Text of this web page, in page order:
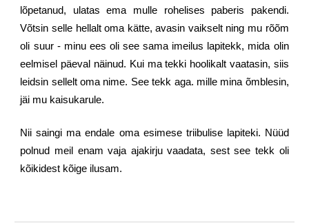
lõpetanud, ulatas ema mulle rohelises paberis pakendi.
Võtsin selle hellalt oma kätte, avasin vaikselt ning mu rõõm
oli suur - minu ees oli see sama imeilus lapitekk, mida olin
eelmisel päeval näinud. Kui ma tekki hoolikalt vaatasin, siis
leidsin sellelt oma nime. See tekk aga. mille mina õmblesin,
jäi mu kaisukarule.
Nii saingi ma endale oma esimese triibulise lapiteki. Nüüd
polnud meil enam vaja ajakirju vaadata, sest see tekk oli
kõikidest kõige ilusam.